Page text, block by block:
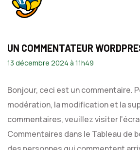
UN COMMENTATEUR
13 décembre 2024 à 11h49
Bonjour, ceci est un commentaire.
modération, la modification et la
commentaires, veuillez visiter
Commentaires dans le Tableau de